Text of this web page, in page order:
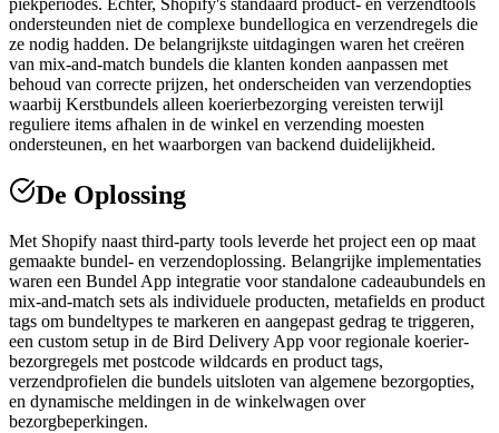
ondersteunden niet de complexe bundellogica en verzendregels die
ze nodig hadden. De belangrijkste uitdagingen waren het creëren
van mix-and-match bundels die klanten konden aanpassen met
behoud van correcte prijzen, het onderscheiden van verzendopties
waarbij Kerstbundels alleen koerierbezorging vereisten terwijl
reguliere items afhalen in de winkel en verzending moesten
ondersteunen, en het waarborgen van backend duidelijkheid.
De Oplossing
Met Shopify naast third-party tools leverde het project een op maat
gemaakte bundel- en verzendoplossing. Belangrijke implementaties
waren een Bundel App integratie voor standalone cadeaubundels en
mix-and-match sets als individuele producten, metafields en product
tags om bundeltypes te markeren en aangepast gedrag te triggeren,
een custom setup in de Bird Delivery App voor regionale koerier-
bezorgregels met postcode wildcards en product tags,
verzendprofielen die bundels uitsloten van algemene bezorgopties,
en dynamische meldingen in de winkelwagen over
bezorgbeperkingen.